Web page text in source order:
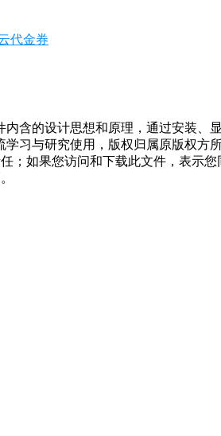
代金券
含的设计思想和原理，通过安装、
习与研究使用，版权归属原版权
；如果您访问和下载此文件，表示